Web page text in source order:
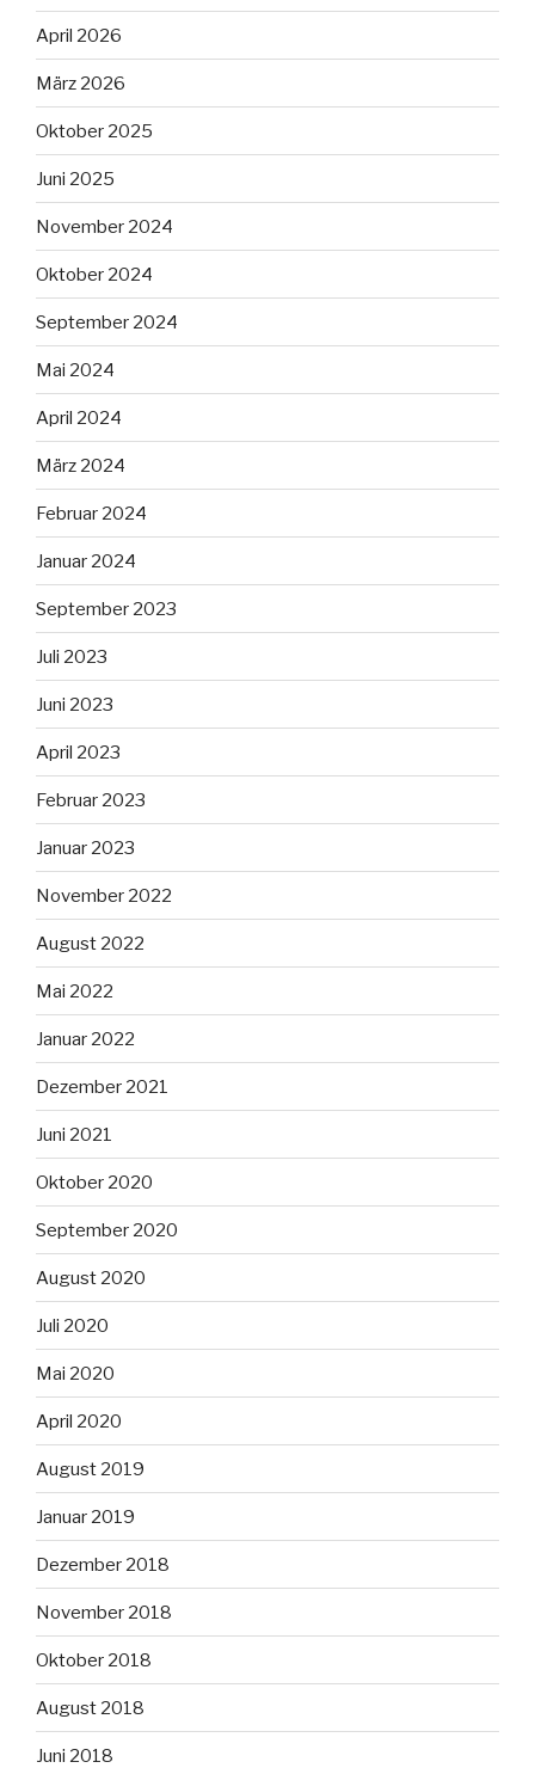
April 2026
März 2026
Oktober 2025
Juni 2025
November 2024
Oktober 2024
September 2024
Mai 2024
April 2024
März 2024
Februar 2024
Januar 2024
September 2023
Juli 2023
Juni 2023
April 2023
Februar 2023
Januar 2023
November 2022
August 2022
Mai 2022
Januar 2022
Dezember 2021
Juni 2021
Oktober 2020
September 2020
August 2020
Juli 2020
Mai 2020
April 2020
August 2019
Januar 2019
Dezember 2018
November 2018
Oktober 2018
August 2018
Juni 2018